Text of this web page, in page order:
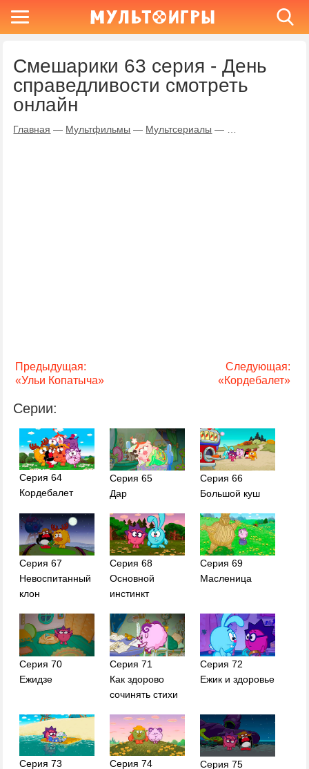
Смешарики 63 серия - День
справедливости смотреть
онлайн
Главная — Мультфильмы — Мультсериалы —
Предыдущая:
«Ульи Копатыча»
Следующая:
«Кордебалет»
Серии:
Серия 64
Кордебалет
Серия 65
Дар
Серия 66
Большой куш
Серия 67
Невоспитанный
клон
Серия 68
Основной
инстинкт
Серия 69
Масленица
Серия 70
Ежидзе
Серия 71
Как здорово
сочинять стихи
Серия 72
Ежик и здоровье
Серия 73
Серия 74
Серия 75